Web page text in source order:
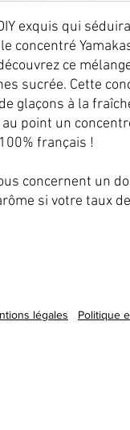
exquis qui
concentré
ce
sucrée. Cette
glaçons à la
point un
français !
concernent un
si votre taux
légales Politique